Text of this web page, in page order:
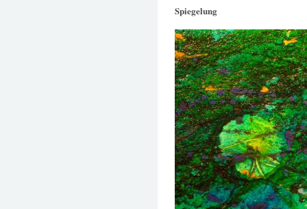
Spiegelung